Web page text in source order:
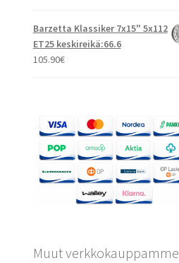
Barzetta Klassiker 7x15" 5x112
ET25 keskireikä:66.6
105.90€
Muut verkkokauppamme